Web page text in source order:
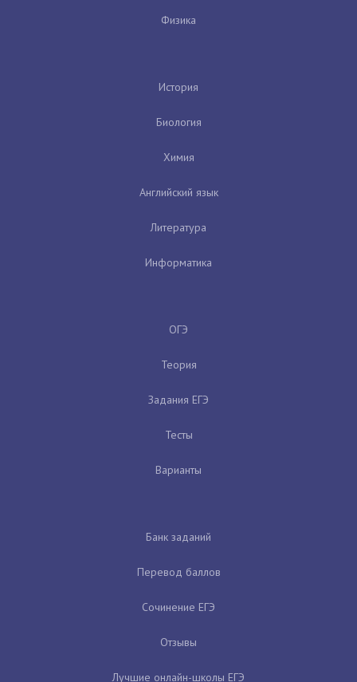
Физика
История
Биология
Химия
Английский язык
Литература
Информатика
ОГЭ
Теория
Задания ЕГЭ
Тесты
Варианты
Банк заданий
Перевод баллов
Сочинение ЕГЭ
Отзывы
Лучшие онлайн-школы ЕГЭ